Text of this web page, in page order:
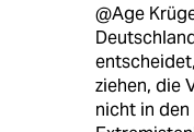
@Age
ziehen, die
nicht in